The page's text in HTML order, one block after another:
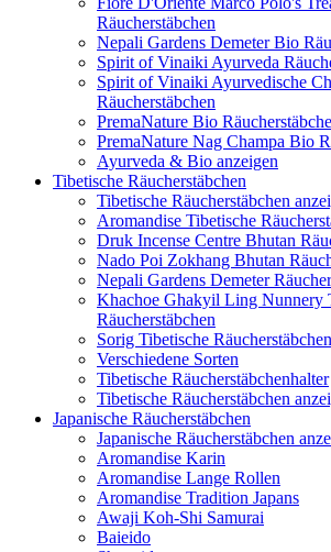
Räucherstäbchen
Nepali Gardens Demeter Bio
Spirit of Vinaiki Ayurveda
Spirit of Vinaiki Ayurvedische
Räucherstäbchen
PremaNature Bio
PremaNature Nag Champa Bio
Ayurveda & Bio anzeigen
Tibetische Räucherstäbchen
Tibetische Räucherstäbchen
Aromandise Tibetische
Druk Incense Centre Bhutan
Nado Poi Zokhang Bhutan
Nepali Gardens Demeter
Khachoe Ghakyil Ling Nunnery
Räucherstäbchen
Sorig Tibetische Räucherstäbchen
Verschiedene Sorten
Tibetische Räucherstäbchenhalter
Tibetische Räucherstäbchen
Japanische Räucherstäbchen
Japanische Räucherstäbchen
Aromandise Karin
Aromandise Lange Rollen
Aromandise Tradition Japans
Awaji Koh-Shi Samurai
Baieido